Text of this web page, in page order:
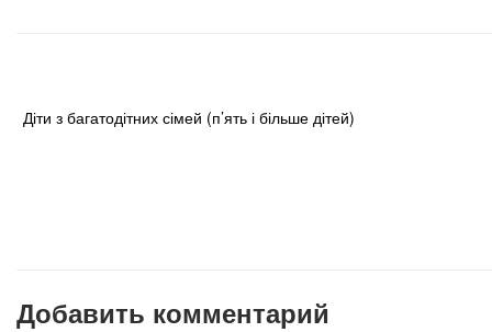
Діти з багатодітних сімей (п’ять і більше дітей)
Добавить комментарий